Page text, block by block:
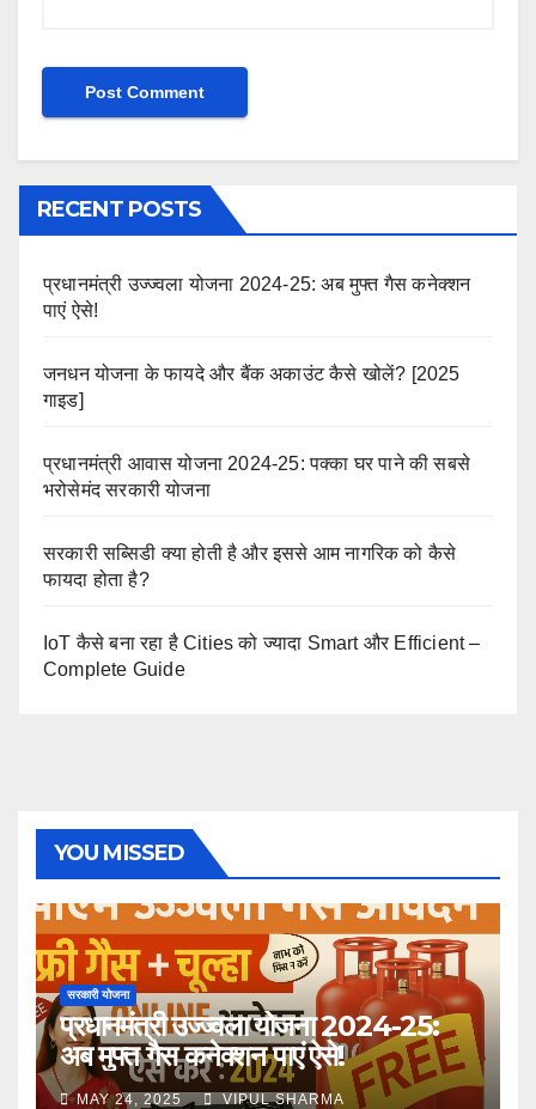
RECENT POSTS
प्रधानमंत्री उज्ज्वला योजना 2024-25: अब मुफ्त गैस कनेक्शन
पाएं ऐसे!
जनधन योजना के फायदे और बैंक अकाउंट कैसे खोलें? [2025
गाइड]
प्रधानमंत्री आवास योजना 2024-25: पक्का घर पाने की सबसे
भरोसेमंद सरकारी योजना
सरकारी सब्सिडी क्या होती है और इससे आम नागरिक को कैसे
फायदा होता है?
IoT कैसे बना रहा है Cities को ज्यादा Smart और Efficient –
Complete Guide
YOU MISSED
सरकारी योजना
प्रधानमंत्री उज्ज्वला योजना 2024-25:
अब मुफ्त गैस कनेक्शन पाएं ऐसे!
MAY 24, 2025 VIPUL SHARMA